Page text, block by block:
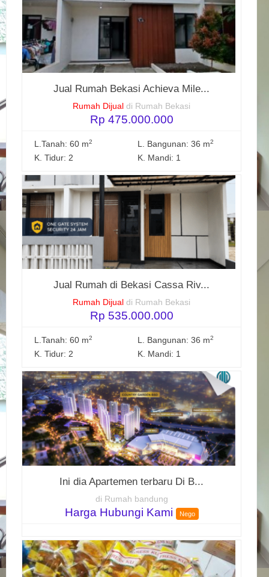
Jual Rumah Bekasi Achieva Mile...
Rumah Dijual di Rumah Bekasi
Rp 475.000.000
L.Tanah: 60 m2 L. Bangunan: 36 m2
K. Tidur: 2 K. Mandi: 1
Jual Rumah di Bekasi Cassa Riv...
Rumah Dijual di Rumah Bekasi
Rp 535.000.000
L.Tanah: 60 m2 L. Bangunan: 36 m2
K. Tidur: 2 K. Mandi: 1
Ini dia Apartemen terbaru Di B...
di Rumah bandung
Harga Hubungi Kami Nego